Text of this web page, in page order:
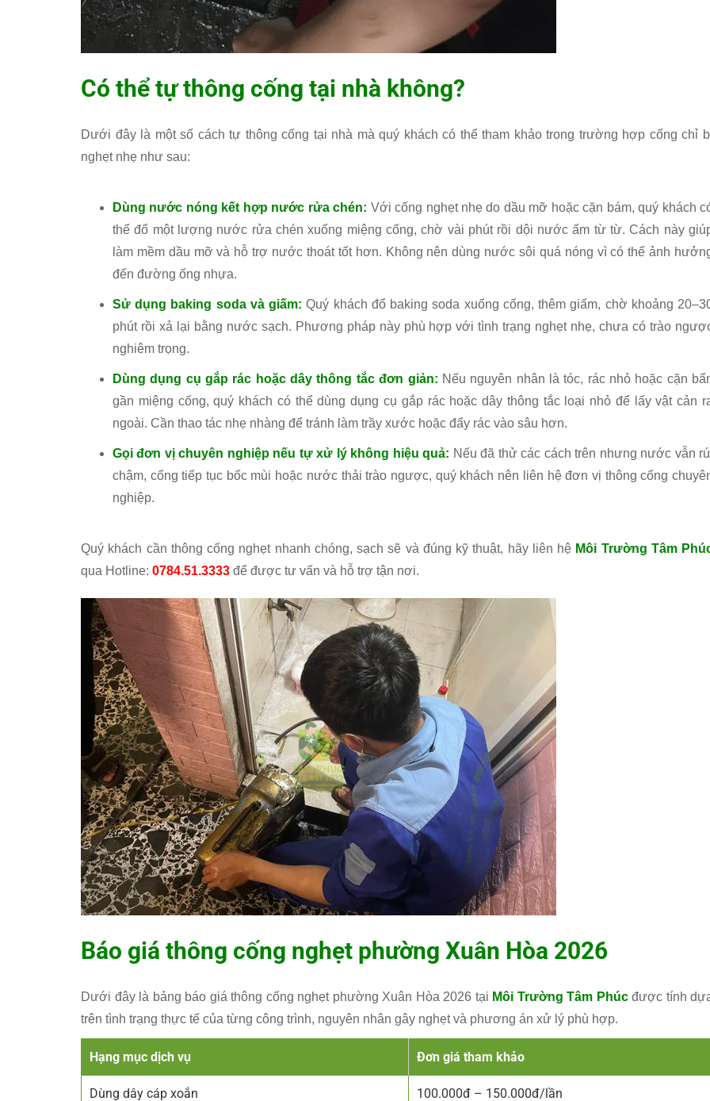
Có thể tự thông cống tại nhà không?
Dưới đây là một số cách tự thông cống tại nhà mà quý khách có thể tham khảo trong trường hợp cống chỉ
nghẹt nhẹ như sau:
Dùng nước nóng kết hợp nước rửa chén: Với cống nghẹt nhẹ do dầu mỡ hoặc cặn bám, quý khách
thể đổ một lượng nước rửa chén xuống miệng cống, chờ vài phút rồi dội nước ấm từ từ. Cách này
làm mềm dầu mỡ và hỗ trợ nước thoát tốt hơn. Không nên dùng nước sôi quá nóng vì có thể ảnh
đến đường ống nhựa.
Sử dụng baking soda và giấm:Quý khách đổ baking soda xuống cống, thêm giấm, chờ khoảng
phút rồi xả lại bằng nước sạch. Phương pháp này phù hợp với tình trạng nghẹt nhẹ, chưa có trào
nghiêm trọng.
Dùng dụng cụ gắp rác hoặc dây thông tắc đơn giản: Nếu nguyên nhân là tóc, rác nhỏ hoặc cặn
gần miệng cống, quý khách có thể dùng dụng cụ gắp rác hoặc dây thông tắc loại nhỏ để lấy vật cản
ngoài. Cần thao tác nhẹ nhàng để tránh làm trầy xước hoặc đẩy rác vào sâu hơn.
Gọi đơn vị chuyên nghiệp nếu tự xử lý không hiệu quả: Nếu đã thử các cách trên nhưng nước vẫn
chậm, cống tiếp tục bốc mùi hoặc nước thải trào ngược, quý khách nên liên hệ đơn vị thông cống
nghiệp.
Quý khách cần thông cống nghẹt nhanh chóng, sạch sẽ và đúng kỹ thuật, hãy liên hệ Môi Trường Tâm
qua Hotline: 0784.51.3333 để được tư vấn và hỗ trợ tận nơi.
Báo giá thông cống nghẹt phường Xuân Hòa 2026
Dưới đây là bảng báo giá thông cống nghẹt phường Xuân Hòa 2026 tại Môi Trường Tâm Phúcđược tính
trên tình trạng thực tế của từng công trình, nguyên nhân gây nghẹt và phương án xử lý phù hợp.
Hạng mục dịch vụ Đơn giá tham khảo
Dùng dây cáp xoắn 100.000đ – 150.000đ/lần